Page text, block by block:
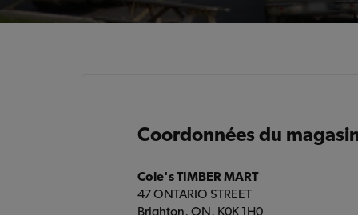
Coordonnées du
Cole's TIMBER MART
47 ONTARIO STREET
Brighton, ON, K0K 1H0